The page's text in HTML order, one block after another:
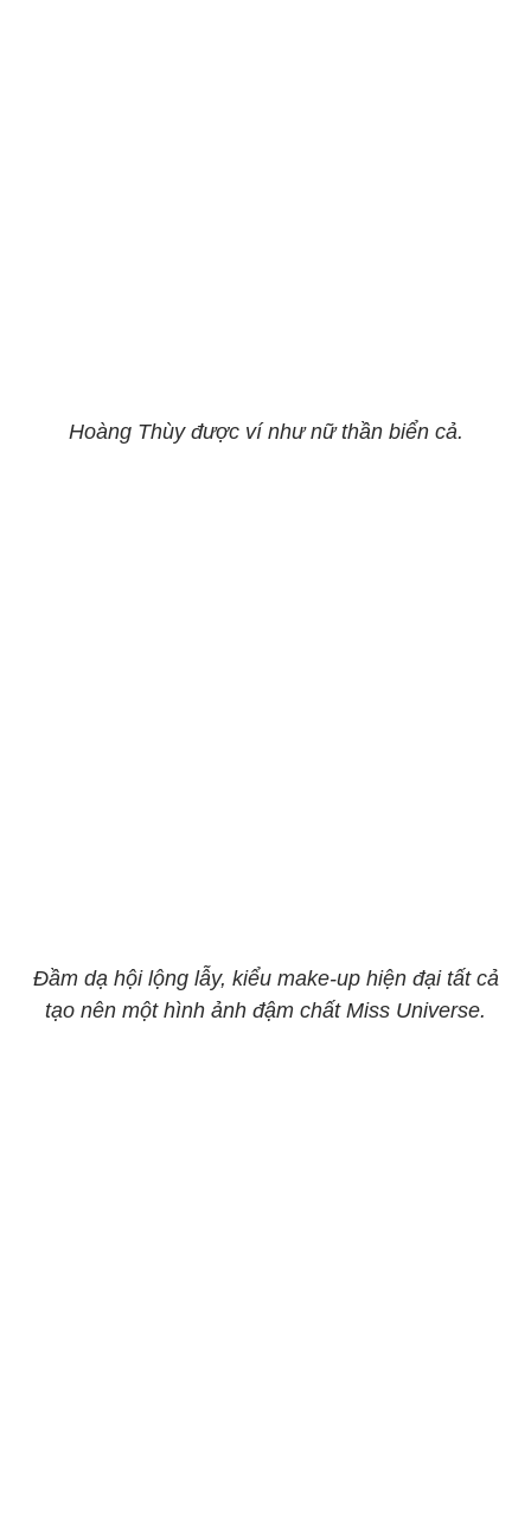
Hoàng Thùy được ví như nữ thần biển cả.
Đầm dạ hội lộng lẫy, kiểu make-up hiện đại tất cả
tạo nên một hình ảnh đậm chất Miss Universe.